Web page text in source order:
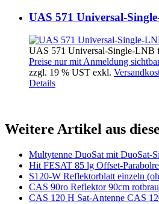
UAS 571 Universal-
UAS 571 Universal-Single-LNB
Preise nur mit Anmeldung
zzgl. 19 % UST exkl.
Details
Weitere Artikel aus
Multytenne DuoSat mit DuoSat-
Hit FESAT 85 lg Offset-
S120-W Reflektorblatt einzeln
CAS 90ro Reflektor 90cm
CAS 120 H Sat-Antenne CAS